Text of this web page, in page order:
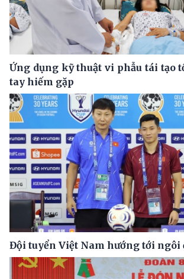
Ứng dụng kỹ thuật vi phẫu tái tạo
tay hiếm gặp
Đội tuyển Việt Nam hướng tới ngôi